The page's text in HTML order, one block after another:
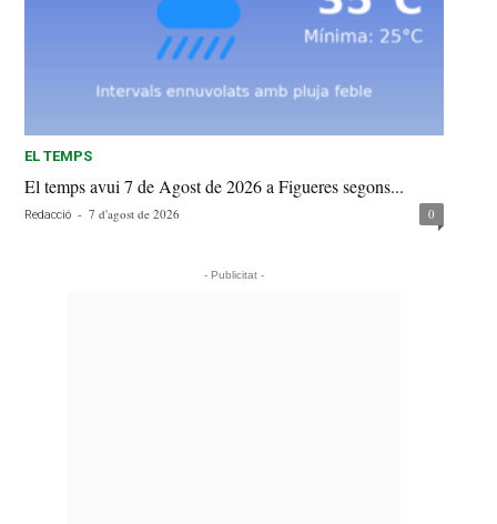
EL TEMPS
El temps avui 7 de Agost de 2026 a Figueres segons...
Redacció - 7 d'agost de 2026 0
- Publicitat -